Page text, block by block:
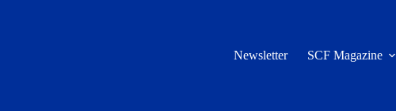
Newsletter SCF Magazine